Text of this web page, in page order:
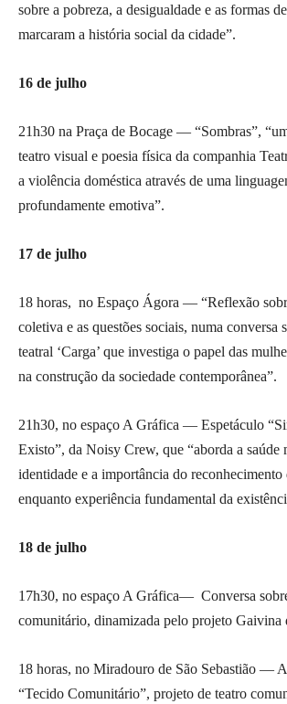
sobre a pobreza, a desigualdade e as formas
marcaram a história social da cidade”.
16 de julho
21h30 na Praça de Bocage — “Sombras”,
teatro visual e poesia física da companhia
a violência doméstica através de uma
profundamente emotiva”.
17 de julho
18 horas, no Espaço Ágora — “Reflexão
coletiva e as questões sociais, numa conversa
teatral ‘Carga’ que investiga o papel das
na construção da sociedade contemporânea”.
21h30, no espaço A Gráfica — Espetáculo
Existo”, da Noisy Crew, que “aborda a saúde
identidade e a importância do reconhecimento
enquanto experiência fundamental da
18 de julho
17h30, no espaço A Gráfica— Conversa
comunitário, dinamizada pelo projeto Gaivina
18 horas, no Miradouro de São Sebastião —
“Tecido Comunitário”, projeto de teatro